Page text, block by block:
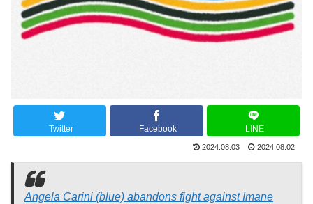
Twitter Facebook LINE
2024.08.03 2024.08.02
Angela Carini (blue) abandons fight against Imane